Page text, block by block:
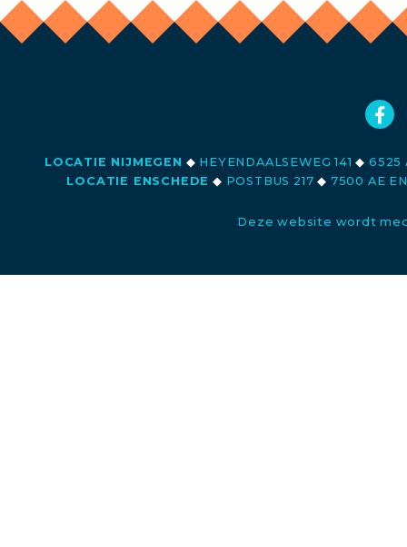
LOCATIE NIJMEGEN ◆ HEYENDAALSEWEG 141◆ 6525
LOCATIE ENSCHEDE ◆ POSTBUS 217◆ 7500 AE
Deze website wordt